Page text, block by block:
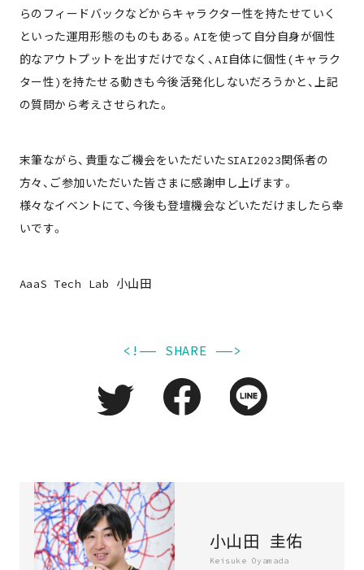
about
member
らのフィードバックなどからキャラクター性を持たせていく
といった運用形態のものもある。AIを使って自分自身が個性
的なアウトプットを出すだけでなく、AI自体に個性(キャラク
ター性)を持たせる動きも今後活発化しないだろうかと、上記
の質問から考えさせられた。
末筆ながら、貴重なご機会をいただいたSIAI2023関係者の
方々、ご参加いただいた皆さまに感謝申し上げます。
様々なイベントにて、今後も登壇機会などいただけましたら幸
いです。
AaaS Tech Lab 小山田
<!—— SHARE ——>
小山田 圭佑
Keisuke Oyamada